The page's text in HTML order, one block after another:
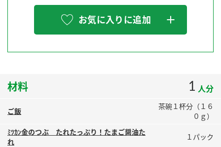
お酢を知ろう！
ミツカンのCM
人気商品 ＋ おすすめレシピ
おいしさと健康への取り組み
地図から取り扱い店舗を探す
お気に入りに追加
材料 1 人分
ご飯
茶碗１杯分（１６
０ｇ）
ﾐﾂｶﾝ金のつぶ たれたっぷり！たまご醤油た
れ
１パック